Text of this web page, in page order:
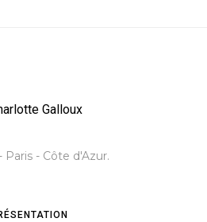
Paris - Côte d'Azur.